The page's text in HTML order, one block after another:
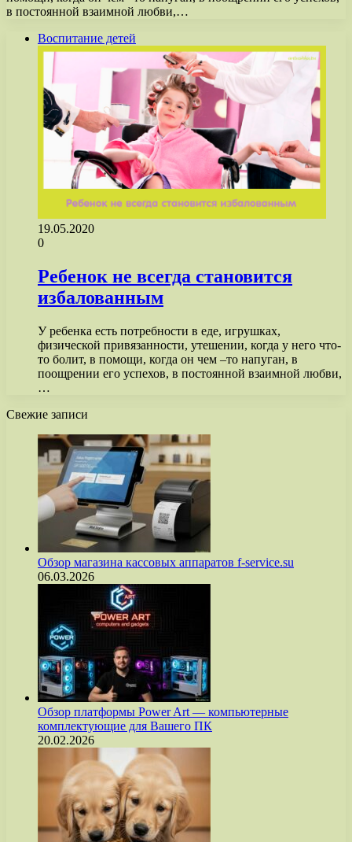
в постоянной взаимной любви,…
Воспитание детей
19.05.2020
0
Ребенок не всегда становится
избалованным
У ребенка есть потребности в еде, игрушках,
физической привязанности, утешении, когда у него что-
то болит, в помощи, когда он чем –то напуган, в
поощрении его успехов, в постоянной взаимной любви,
…
Свежие записи
Обзор магазина кассовых аппаратов f-service.su
06.03.2026
Обзор платформы Power Art — компьютерные
комплектующие для Вашего ПК
20.02.2026